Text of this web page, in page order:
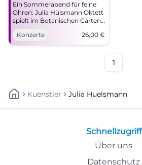
Ein Sommerabend für feine
Ohren: Julia Hülsmann Oktett
spielt im Botanischen Garten
Augsburg. Jazz, Klangfarben
und große Ruhe am
05.08.2026. #Jazz
Konzerte 26,00 €
1
Kuenstler Julia Huelsmann
Schnellzugriff
Über uns
Datenschutz